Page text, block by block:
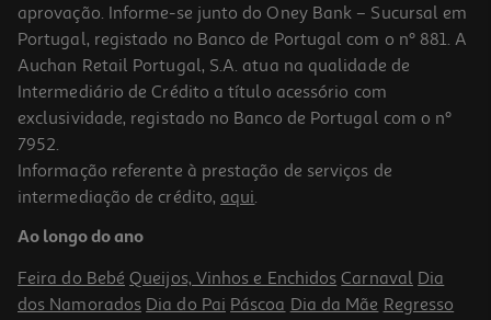
Toalhão Banho Franjas Actuel Bege 480gr 70x140
9.99 €/un
9,99 €
aprovação. Informe-se junto do Oney Bank – Sucursal em
Portugal, registado no Banco de Portugal com o nº 881. A
Auchan Retail Portugal, S.A. atua na qualidade de
Intermediário de Crédito a título acessório com
exclusividade, registado no Banco de Portugal com o nº
7952.
Informação referente à prestação de serviços de
intermediação de crédito, aqui.
Ao longo do ano
Feira do Bebé Queijos, Vinhos e Enchidos Carnaval Dia
dos Namorados Dia do Pai Páscoa Dia da Mãe Regresso